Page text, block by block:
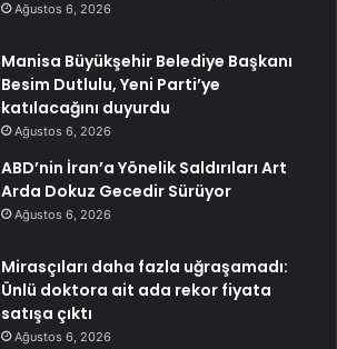
Ağustos 6, 2026
Manisa Büyükşehir Belediye Başkanı
Besim Dutlulu, Yeni Parti’ye
katılacağını duyurdu
Ağustos 6, 2026
ABD’nin İran’a Yönelik Saldırıları Art
Arda Dokuz Gecedir Sürüyor
Ağustos 6, 2026
Mirasçıları daha fazla uğraşamadı:
Ünlü doktora ait ada rekor fiyata
satışa çıktı
Ağustos 6, 2026